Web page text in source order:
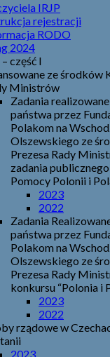
IRJP
rejestracji
RODO
2024
część I
ze środków
Ministrów
Zadania
państwa przez
Polakom na
Olszewskiego ze
Prezesa Rady
zadania
Pomocy Polonii i
2023
2022
Zadania
państwa przez
Polakom na
Olszewskiego ze
Prezesa Rady
konkursu “Polonia i
2023
2022
rządowe w
2023